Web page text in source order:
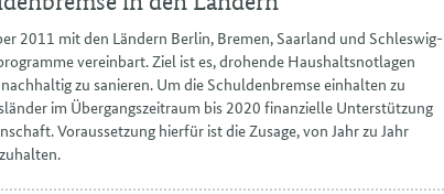
2011 mit den Ländern Berlin, Bremen, Saarland und Schleswig-
vereinbart. Ziel ist es, drohende Haushaltsnotlagen
zu sanieren. Um die Schuldenbremse einhalten zu
im Übergangszeitraum bis 2020 finanzielle Unterstützung
Voraussetzung hierfür ist die Zusage, von Jahr zu Jahr